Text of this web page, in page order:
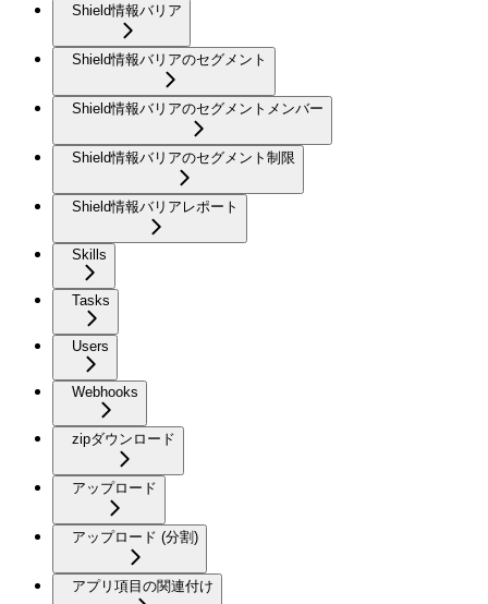
Shield情報バリア
Shield情報バリアのセグメント
Shield情報バリアのセグメントメンバー
Shield情報バリアのセグメント制限
Shield情報バリアレポート
Skills
Tasks
Users
Webhooks
zipダウンロード
アップロード
アップロード (分割)
アプリ項目の関連付け